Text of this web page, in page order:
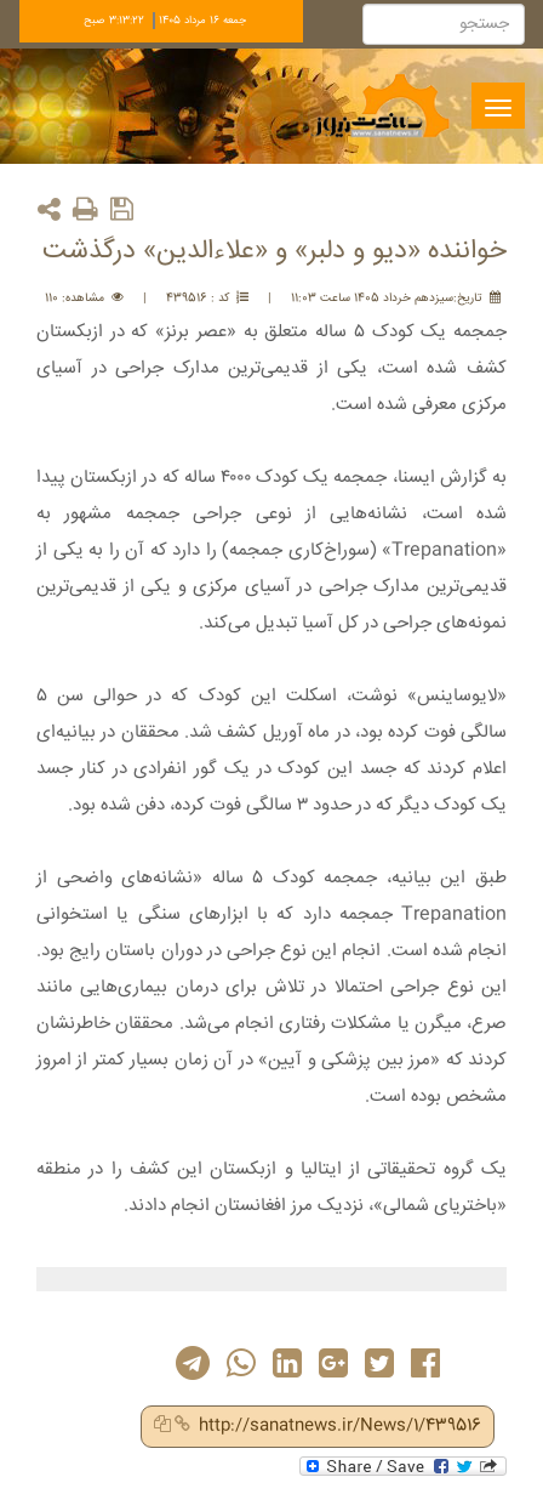
جمعه 16 مرداد 1405 3:13:22 صبح
Toggle
navigation
خواننده «دیو و دلبر» و «علاءالدین» درگذشت
تاريخ:سيزدهم خرداد 1405 ساعت 11:03 | کد : 439516 | مشاهده: 110
جمجمه یک کودک ۵ ساله متعلق به «عصر برنز» که در ازبکستان
کشف شده است، یکی از قدیمی‌ترین مدارک جراحی در آسیای
مرکزی معرفی شده است.
به گزارش ایسنا، جمجمه یک کودک ۴۰۰۰ ساله که در ازبکستان پیدا
شده است، نشانه‌هایی از نوعی جراحی جمجمه مشهور به
«Trepanation» (سوراخ‌کاری جمجمه) را دارد که آن را به یکی از
قدیمی‌ترین مدارک جراحی در آسیای مرکزی و یکی از قدیمی‌ترین
نمونه‌های جراحی در کل آسیا تبدیل می‌کند.
«لایوساینس» نوشت، ‌اسکلت این کودک که در حوالی سن ۵
سالگی فوت کرده بود، در ماه آوریل کشف شد. محققان در بیانیه‌ای
اعلام کردند که جسد این کودک در یک گور انفرادی در کنار جسد
یک کودک دیگر که در حدود ۳ سالگی فوت کرده، دفن شده بود.
طبق این بیانیه، جمجمه کودک ۵ ساله «نشانه‌های واضحی از
Trepanation جمجمه دارد که با ابزارهای سنگی یا استخوانی
انجام شده است. انجام این نوع جراحی در دوران باستان رایج بود.
این نوع جراحی احتمالا در تلاش برای درمان بیماری‌هایی مانند
صرع، میگرن یا مشکلات رفتاری انجام می‌شد. محققان خاطرنشان
کردند که «مرز بین پزشکی و آیین» در آن زمان بسیار کمتر از امروز
مشخص بوده است.
یک گروه تحقیقاتی از ایتالیا و ازبکستان این کشف را در منطقه
«باختریای شمالی»، نزدیک مرز افغانستان انجام دادند.
http://sanatnews.ir/News/1/439516